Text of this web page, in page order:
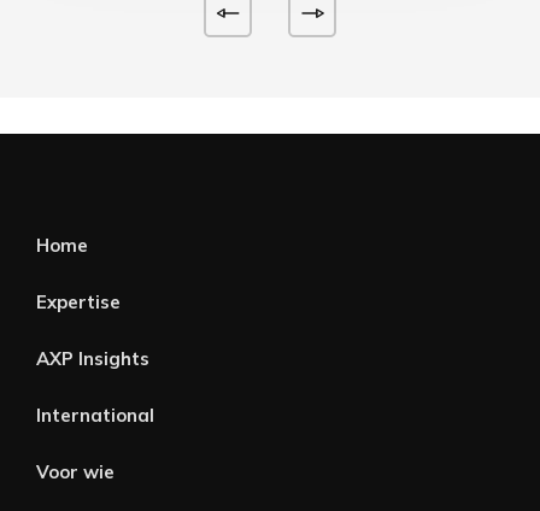
Home
Expertise
AXP Insights
International
Voor wie